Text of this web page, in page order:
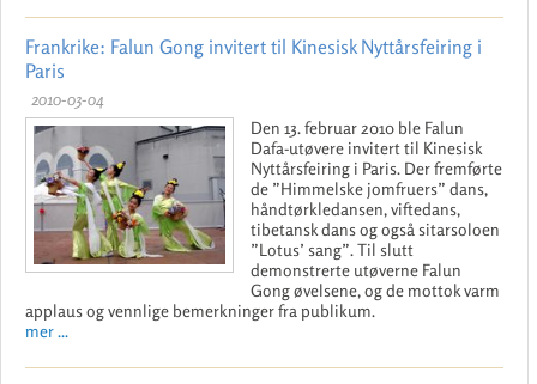
Frankrike: Falun Gong invitert til Kinesisk Nyttårsfeiring i
Paris
2010-03-04
Den 13. februar 2010 ble Falun
Dafa-utøvere invitert til Kinesisk
Nyttårsfeiring i Paris. Der fremførte
de ”Himmelske jomfruers” dans,
håndtørkledansen, viftedans,
tibetansk dans og også sitarsoloen
”Lotus’ sang”. Til slutt
demonstrerte utøverne Falun
Gong øvelsene, og de mottok varm
applaus og vennlige bemerkninger fra publikum.
mer ...